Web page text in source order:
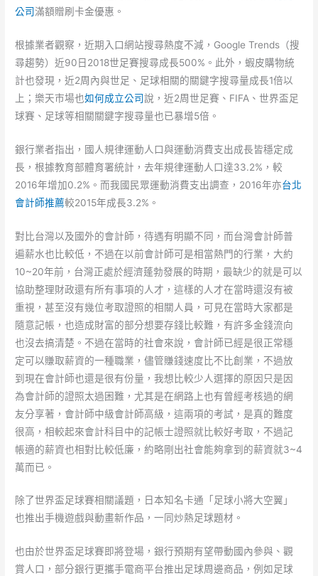
公司 滿額贈刷卡金優惠。
根據業者觀察，近期入口網站搜尋熱度不減，Google Trends（搜
尋趨勢）近90日2018世足賽搜尋成長500%。此外，蝦皮購物統
計也發現，近2周內與世足、足球相關的關鍵字搜尋量成長1倍以
上；樂天市場也如何成立公司說，近2周世足賽、FIFA、世界盃足
球賽、足球等相關關鍵字搜尋量也已暴增5倍。
銀行業者指出，國人規律運動人口與運動消費支出成長皆穩定成
長，根據教育部體育署統計，去年規律運動人口達33.2%，較
2016年增加0.2%。而我國民眾運動消費支出調查，2016年亦台北
會計師推薦較2015年成長3.2%。
對比台灣以及國外的會計師，待遇有明顯不同，而台灣會計師普
遍薪水也比較低，不過在以前會計師可是相當熱門的行業，大約
10~20年前，台灣正處於經濟蓬勃發展的時期，最缺少的就是可以
協助整理財政還有所有事項的人才，這樣的人才在當時還沒有被
重視，甚至沒有幾位考取證照的相關人員，可見在當時大家都是
隨意記帳，也造成財富的部分想要存錢比較難，有許多金錢流向
也沒去搞清楚。不過在當時的社會來說，會計師已經是很正常穩
定可以賺取薪資的一種職業，儘管賺錢速度比不比創業，不過放
到現在會計師也還是很有份量，我想比較少人選擇的原因只是因
為會計師的證照太過困難，尤其是在網路上也有曾經考核過的網
友分享著，會計師中級會計師高級，這兩項的考試，是真的難度
很高，相較起來會計科目中的記帳士證照就比較好考取，不過記
帳適的薪資也相對比較低廉，約略剛出社會能夠拿到的薪資就3~4
萬而已。
除了世界盃足球賽相關議題，日本知名卡通「足球小將大空翼」
也推出手機遊戲與動畫新作品，一同炒熱足球題材。
也由於世界盃足球賽即將登場，銀行預期有望帶動國內參與、觀
賞人口，部分銀行更攜手電商平台推出足球周邊商品，例如足球